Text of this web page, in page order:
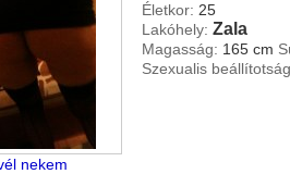
nekem
Életkor: 25
Lakóhely: Zala
Magasság: 165 cm
Szexualis